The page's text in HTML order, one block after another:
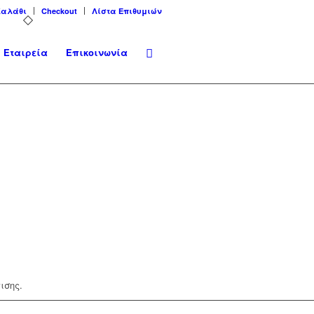
Checkout Λίστα Επιθυμιών
Εταιρεία Επικοινωνία